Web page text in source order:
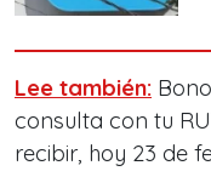
Lee también:
consulta con tu
recibir, hoy 23 de